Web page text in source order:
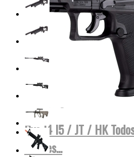
Dye I4 I5 / JT / HK
colores...